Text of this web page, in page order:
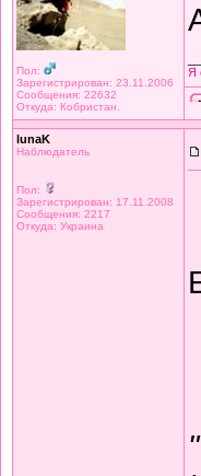
Пол:
Зарегистрирован: 23.11.2006
Сообщения: 22632
Откуда: Кобристан.
Я
lunaK
Наблюдатель
Пол:
Зарегистрирован: 17.11.2008
Сообщения: 2217
Откуда: Украина